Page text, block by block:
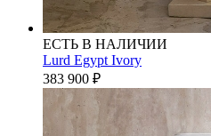
ЕСТЬ В НАЛИЧИИ
Lurd Egypt Ivory
383 900 ₽